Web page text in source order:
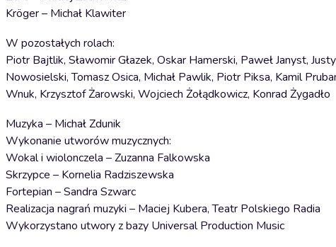
Kröger – Michał Klawiter
W pozostałych rolach:
Piotr Bajtlik, Sławomir Głazek, Oskar Hamerski, Paweł Janyst,
Nowosielski, Tomasz Osica, Michał Pawlik, Piotr Piksa, Kamil
Wnuk, Krzysztof Żarowski, Wojciech Żołądkowicz, Konrad Żygadło
Muzyka – Michał Zdunik
Wykonanie utworów muzycznych:
Wokal i wiolonczela – Zuzanna Falkowska
Skrzypce – Kornelia Radziszewska
Fortepian – Sandra Szwarc
Realizacja nagrań muzyki – Maciej Kubera, Teatr Polskiego Radia
Wykorzystano utwory z bazy Universal Production Music